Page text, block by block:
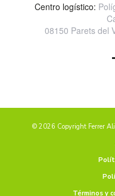
Centro logístico:
08150 Parets del
© 2026 Copyright Ferrer
Términos y